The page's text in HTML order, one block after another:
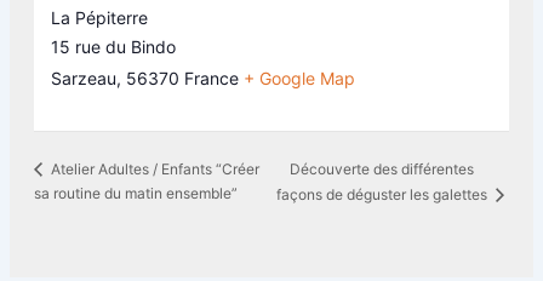
La Pépiterre
15 rue du Bindo
Sarzeau, 56370 France + Google Map
Atelier Adultes / Enfants “Créer
sa routine du matin ensemble”
Découverte des différentes
façons de déguster les galettes